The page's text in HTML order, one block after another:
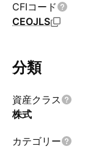
CFIコード
CEOJLS
分類
資産クラス
株式
カテゴリー